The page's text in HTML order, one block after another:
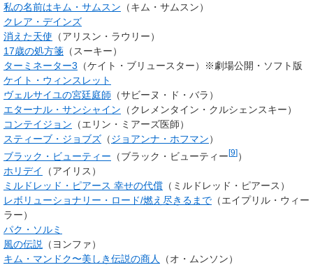
私の名前はキム・サムスン （キム・サムスン）
クレア・デインズ
消えた天使 （アリスン・ラウリー）
17歳の処方箋 （スーキー）
ターミネーター3 （ケイト・ブリュースター）※劇場公開・ソフト版
ケイト・ウィンスレット
ヴェルサイユの宮廷庭師 （サビーヌ・ド・バラ）
エターナル・サンシャイン （クレメンタイン・クルシェンスキー）
コンテイジョン （エリン・ミアーズ医師）
スティーブ・ジョブズ （ジョアンナ・ホフマン）
ブラック・ビューティー （ブラック・ビューティー[9]）
ホリデイ
（アイリス ）
ミルドレッド・ピアース 幸せの代償 （ ミルドレッド・ピアース ）
レボリューショナリー・ロード/燃え尽きるまで （エイプリル・ウィー
ラー）
パク・ソルミ
風の伝説
（ ヨンファ）
キム・マンドク〜美しき伝説の商人
（オ・ムンソン）